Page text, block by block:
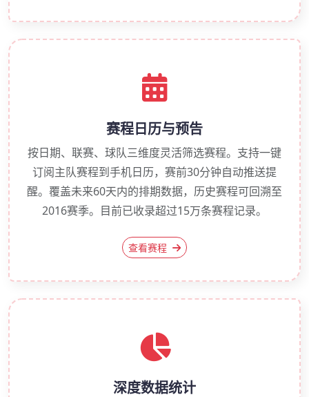
赛程日历与预告
按日期、联赛、球队三维度灵活筛选赛程。支持一键
订阅主队赛程到手机日历，赛前30分钟自动推送提
醒。覆盖未来60天内的排期数据，历史赛程可回溯至
2016赛季。目前已收录超过15万条赛程记录。
查看赛程
深度数据统计